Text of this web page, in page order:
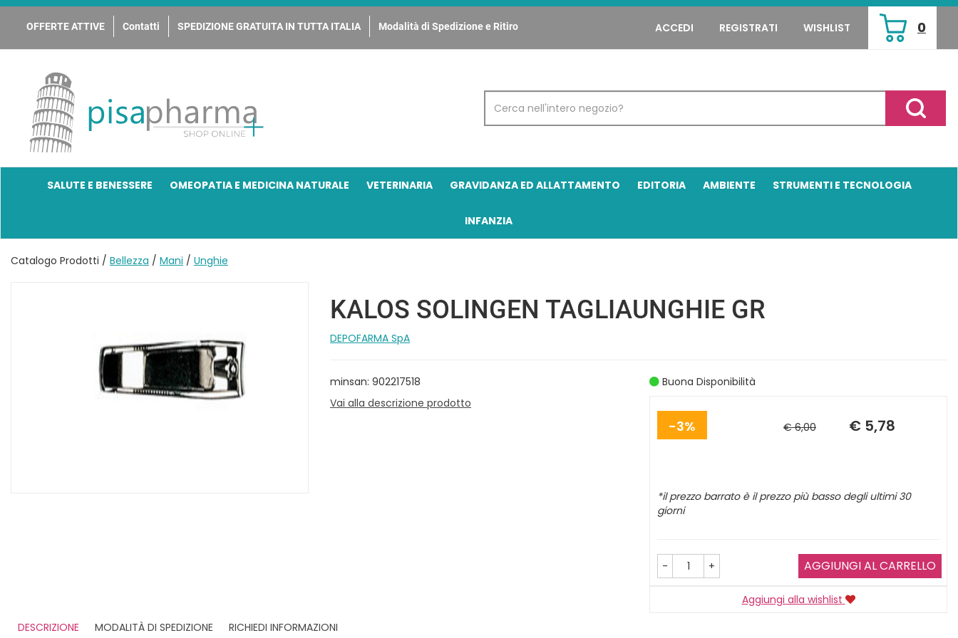
Passa
principale
OFFERTE ATTIVE Contatti SPEDIZIONE GRATUITA IN TUTTA ITALIA Modalità di Spedizione e Ritiro ACCEDI REGISTRATI WISHLIST 0
ARTICOLI
INSERITI
PisaPharma
Prodotto
Cerca
SALUTE E BENESSERE OMEOPATIA E MEDICINA NATURALE VETERINARIA GRAVIDANZA ED ALLATTAMENTO EDITORIA AMBIENTE STRUMENTI E TECNOLOGIA
INFANZIA
Catalogo Prodotti / Bellezza / Mani / Unghie
KALOS SOLINGEN TAGLIAUNGHIE GR
DEPOFARMA SpA
minsan: 902217518
Vai alla descrizione prodotto
Buona Disponibilità
3% € 6,00
scontato
€ 5,78
*il prezzo barrato è il prezzo più basso degli ultimi 30
giorni
- + AGGIUNGI AL CARRELLO
Aggiungi alla wishlist
DESCRIZIONE
MODALITÀ DI SPEDIZIONE RICHIEDI INFORMAZIONI